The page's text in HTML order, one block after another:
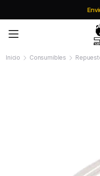
Envio gratis
Inicio Consumibles